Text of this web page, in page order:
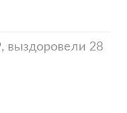
выздоровели 28